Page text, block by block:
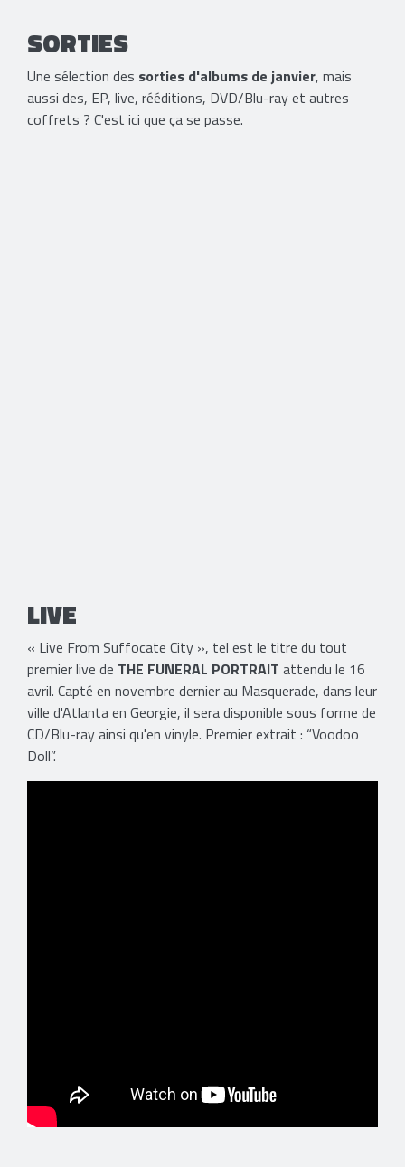
SORTIES
​Une sélection des sorties d'albums de janvier, mais
aussi des, EP, live, rééditions, DVD/Blu-ray et autres
coffrets ? C'est ici que ça se passe.
LIVE
« Live From Suffocate City », tel est le titre du tout
premier live de THE FUNERAL PORTRAIT attendu le 16
avril. Capté en novembre dernier au Masquerade, dans leur
ville d'Atlanta en Georgie, il sera disponible sous forme de
CD/Blu-ray ainsi qu'en vinyle. Premier extrait : “Voodoo
Doll”.